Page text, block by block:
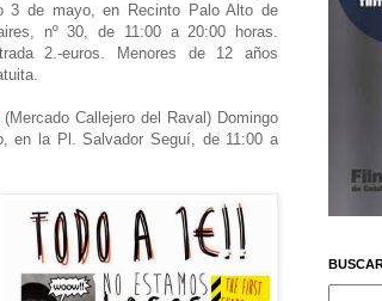
3 de mayo, en Recinto Palo Alto de
nº 30, de 11:00 a 20:00 horas.
2.-euros. Menores de 12 años
(Mercado Callejero del Raval) Domingo
en la Pl. Salvador Seguí, de 11:00 a